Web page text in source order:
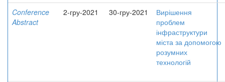
Conference
Abstract
2-гру-2021 30-гру-2021
Вирішення
проблем
інфраструктури
міста за допомогою
розумних
технологій